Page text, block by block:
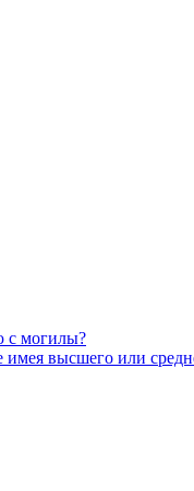
с могилы?
высшего или